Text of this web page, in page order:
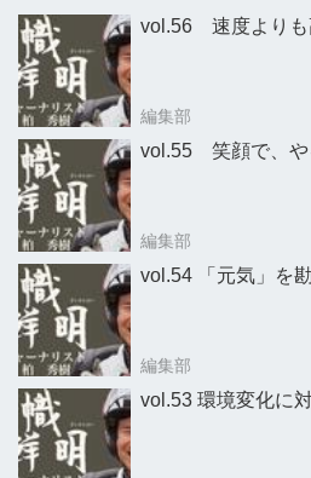
vol.56 速度よりも
編集部
vol.55 笑顔で、や
編集部
vol.54 「元気」を
編集部
vol.53 環境変